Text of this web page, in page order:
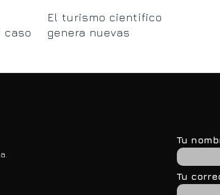
caso
El turismo científico
genera nuevas
Tu
Tu